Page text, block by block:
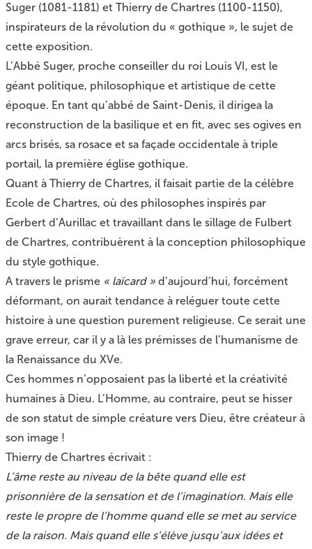
Suger (1081-1181) et Thierry de Chartres (1100-1150),
inspirateurs de la révolution du « gothique », le sujet de
cette exposition.
L’Abbé Suger, proche conseiller du roi Louis VI, est le
géant politique, philosophique et artistique de cette
époque. En tant qu’abbé de Saint-Denis, il dirigea la
reconstruction de la basilique et en fit, avec ses ogives en
arcs brisés, sa rosace et sa façade occidentale à triple
portail, la première église gothique.
Quant à Thierry de Chartres, il faisait partie de la célèbre
Ecole de Chartres, où des philosophes inspirés par
Gerbert d’Aurillac et travaillant dans le sillage de Fulbert
de Chartres, contribuèrent à la conception philosophique
du style gothique.
A travers le prisme « laïcard »d’aujourd’hui, forcément
déformant, on aurait tendance à reléguer toute cette
histoire à une question purement religieuse. Ce serait une
grave erreur, car il y a là les prémisses de l’humanisme de
la Renaissance du XVe.
Ces hommes n’opposaient pas la liberté et la créativité
humaines à Dieu. L’Homme, au contraire, peut se hisser
de son statut de simple créature vers Dieu, être créateur à
son image !
Thierry de Chartres écrivait :
L’âme reste au niveau de la bête quand elle est
prisonnière de la sensation et de l’imagination. Mais elle
reste le propre de l’homme quand elle se met au service
de la raison. Mais quand elle s’élève jusqu’aux idées et